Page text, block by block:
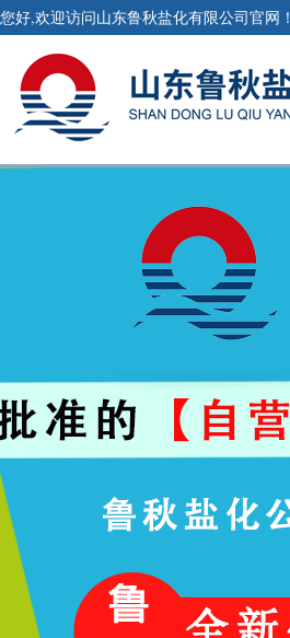
您好,欢迎访问山东鲁秋盐化有限公司官网！